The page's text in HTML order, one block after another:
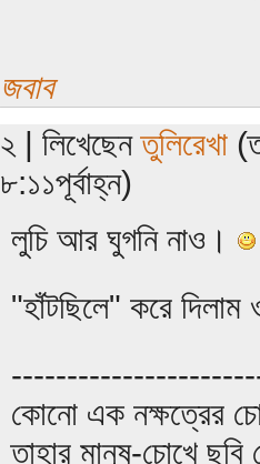
জবাব
২ | লিখেছেনতুলিরেখা
৮:১১পূর্বাহ্ন)
লুচি আর ঘুগনি নাও।
"হাঁটছিলে" করে দিলাম
কোনো এক নক্ষত্রের
তাহার মানুষ-চোখে ছবি